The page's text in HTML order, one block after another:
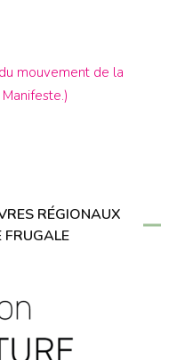
mouvement de la
RÉGIONAUX